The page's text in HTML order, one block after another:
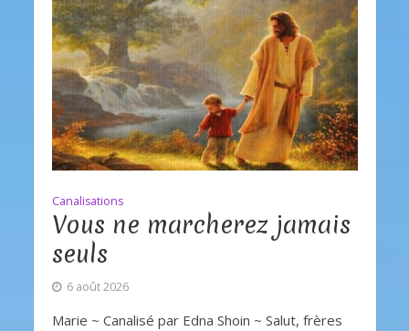
Canalisations
Vous ne marcherez jamais
seuls
6 août 2026
Marie ~ Canalisé par Edna Shoin ~ Salut, frères